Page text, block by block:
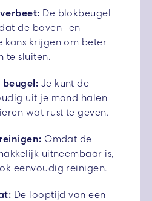
De blokbeugel
de boven- en
kans krijgen om beter
te sluiten.
beugel: Je kunt de
uit je mond halen
wat rust te geven.
Omdat de
uitneembaar is,
eenvoudig reinigen.
De looptijd van een